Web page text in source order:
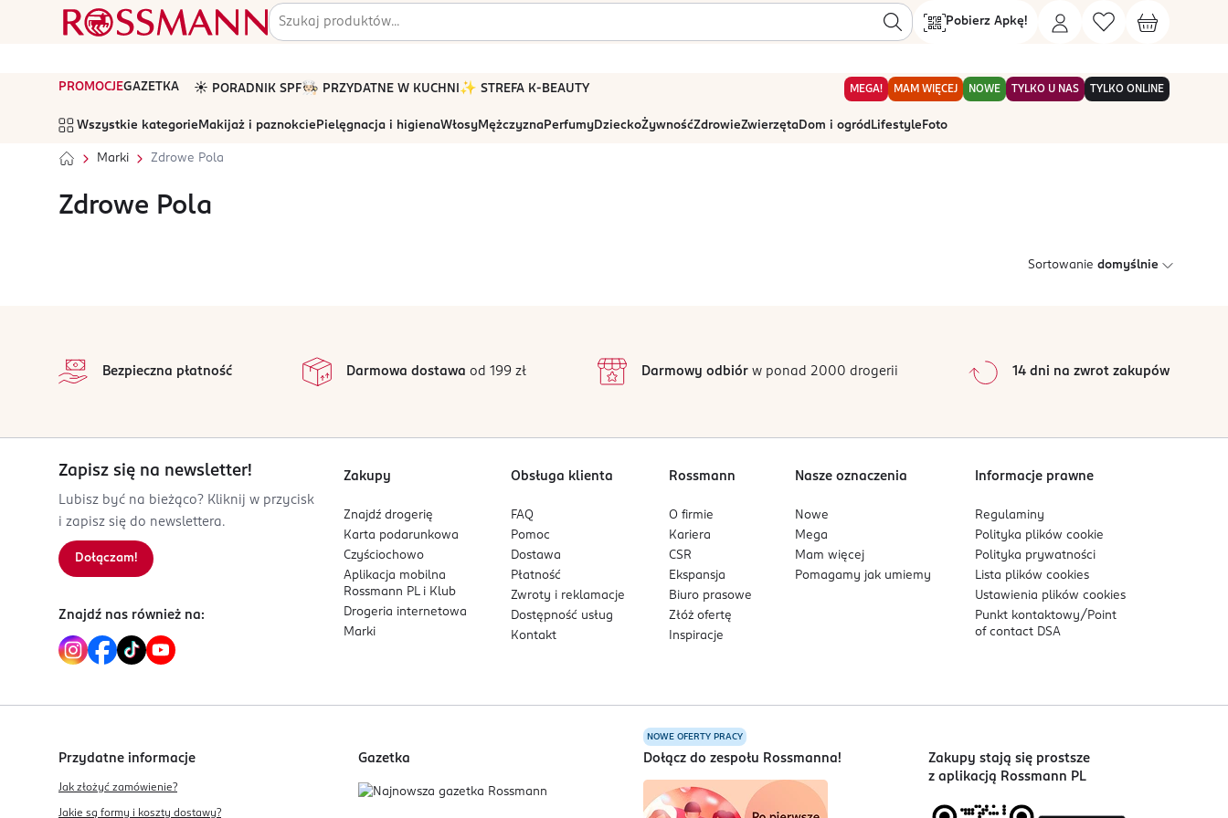
Pobierz Apkę!
PROMOCJEGAZETKA ☀️ PORADNIK SPF🧑🏻‍🍳 PRZYDATNE W KUCHNI ✨ STREFA K-BEAUTY MEGA! MAM WIĘCEJ NOWE TYLKO U NAS TYLKO ONLINE
Wszystkie kategorie Makijaż i paznokcie Pielęgnacja i higienaWłosyMężczyznaPerfumyDzieckoŻywnośćZdrowieZwierzętaDom i ogród Lifestyle Foto
Marki Zdrowe Pola
Zdrowe Pola
Sortowanie domyślnie
Bezpieczna płatność Darmowa dostawa od 199 zł Darmowy odbiórw ponad 2000 drogerii 14 dni na zwrot zakupów
Zapisz się na newsletter!
Lubisz być na bieżąco? Kliknij w przycisk
i zapisz się do newslettera.
Dołączam!
Znajdź nas również na:
Zakupy
Znajdź drogerię
Karta podarunkowa
Czyściochowo
Aplikacja mobilna
Rossmann PL i Klub
Drogeria internetowa
Marki
Obsługa klienta
FAQ
Pomoc
Dostawa
Płatność
Zwroty i reklamacje
Dostępność usług
Kontakt
Rossmann
O firmie
Kariera
CSR
Ekspansja
Biuro prasowe
Złóż ofertę
Inspiracje
Nasze oznaczenia
Nowe
Mega
Mam więcej
Pomagamy jak umiemy
Informacje prawne
Regulaminy
Polityka plikówcookie
Polityka prywatności
Lista plikówcookies
Ustawienia plikówcookies
Punkt kontaktowy/ Point
of contact DSA
Przydatne informacje
Jak złożyć zamówienie?
Jakie są formy i koszty dostawy?
Gazetka
NOWE OFERTY PRACY
Dołącz do zespołu Rossmanna!
Zakupy stają się prostsze
z aplikacją Rossmann PL